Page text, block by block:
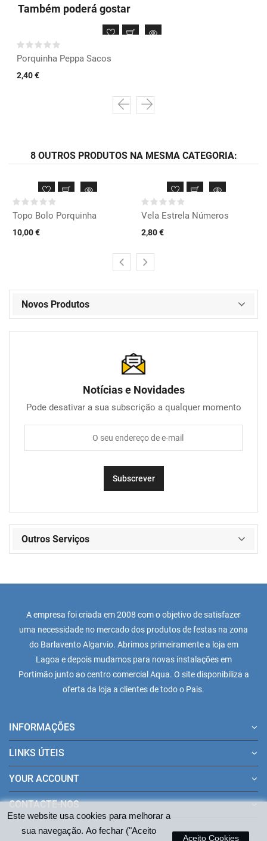
Este website usa cookies para melhorar a
sua navegação. Ao fechar ("Aceito
Aceito Cookies
Também poderá gostar
Porquinha Peppa Sacos
2,40 €
8 OUTROS PRODUTOS NA MESMA CATEGORIA:
Topo Bolo Porquinha
10,00 €
Vela Estrela Números
2,80 €
Novos Produtos
Notícias e Novidades
Pode desativar a sua subscrição a qualquer momento
Outros Serviços
A empresa foi criada em 2008 com o objetivo de satisfazer
uma necessidade no mercado dos produtos de festas na zona
do Barlavento Algarvio. Abrimos primeiramente a loja em
Lagoa e depois mudamos para novas instalações em
Portimão junto ao centro comercial Aqua. O site disponibiliza a
oferta da loja a clientes de todo o Pais.
INFORMAÇÕES
LINKS ÚTEIS
YOUR ACCOUNT
CONTACTE-NOS